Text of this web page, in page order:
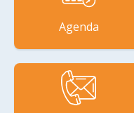
Agenda